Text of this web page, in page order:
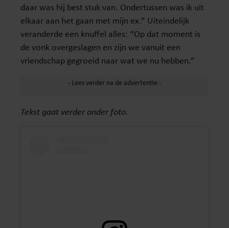
daar was hij best stuk van. Ondertussen was ik uit
elkaar aan het gaan met mijn ex.” Uiteindelijk
veranderde een knuffel alles: “Op dat moment is
de vonk overgeslagen en zijn we vanuit een
vriendschap gegroeid naar wat we nu hebben.”
Tekst gaat verder onder foto.